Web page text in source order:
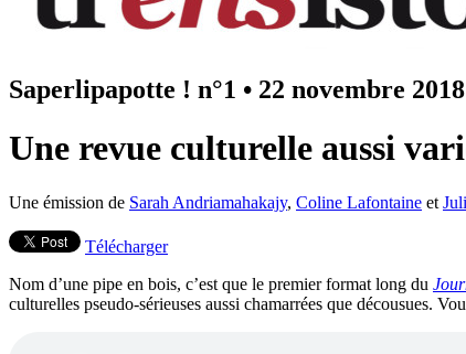
Saperlipapotte ! n°1 • 22 novembre 2018
Une revue culturelle aussi
Une émission de Sarah Andriamahakajy, Coline Lafontaine et
Télécharger
Nom d’une pipe en bois, c’est que le premier format long du
culturelles pseudo-sérieuses aussi chamarrées que décousues.